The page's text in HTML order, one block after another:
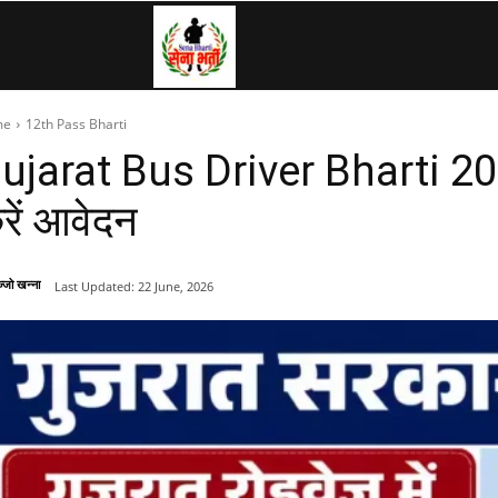
Airforce,
Police….
12th Pass Bharti
Bus Driver Bharti
आवेदन
खन्ना Last Updated: 22 June, 2026